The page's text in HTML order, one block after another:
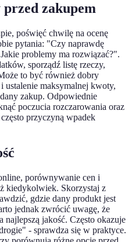
zakupem
poświęć chwilę na ocenę
pytania: "Czy naprawdę
problemy ma rozwiązać?".
sporządź listę rzeczy,
to być również dobry
ustalenie maksymalnej kwoty,
zakup. Odpowiednie
poczucia rozczarowania oraz
przyczyną wpadek
porównywanie cen i
kiedykolwiek. Skorzystaj z
gdzie dany produkt jest
jednak zwrócić uwagę, że
najlepszą jakość. Często okazuje
- sprawdza się w praktyce.